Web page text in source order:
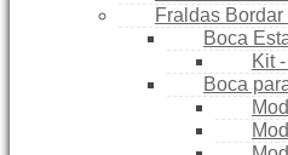
Fraldas Bordar
Boca
Kit
Boca